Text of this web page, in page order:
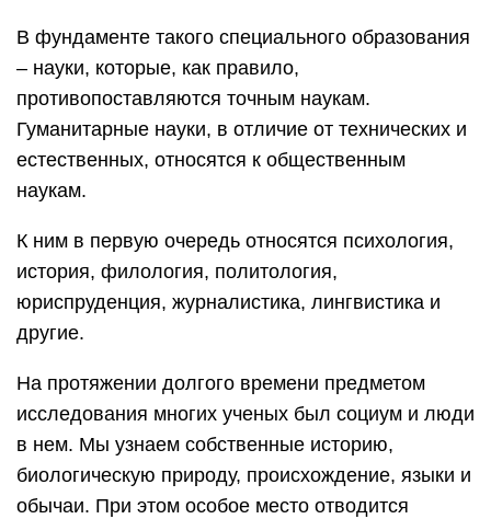
В фундаменте такого специального образования
– науки, которые, как правило,
противопоставляются точным наукам.
Гуманитарные науки, в отличие от технических и
естественных, относятся к общественным
наукам.
К ним в первую очередь относятся психология,
история, филология, политология,
юриспруденция, журналистика, лингвистика и
другие.
На протяжении долгого времени предметом
исследования многих ученых был социум и люди
в нем. Мы узнаем собственные историю,
биологическую природу, происхождение, языки и
обычаи. При этом особое место отводится